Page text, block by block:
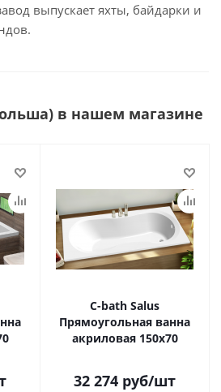
выпускает яхты, байдарки и
в нашем магазине
C-bath Salus
Прямоугольная ванна
акриловая 150x70
32 274 руб/шт